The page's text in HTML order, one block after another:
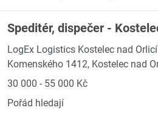
Speditér, dispečer -
LogEx Logistics Kostelec nad Orlicí
Komenského 1412, Kostelec nad
30 000 - 55 000 Kč
Pořád hledají